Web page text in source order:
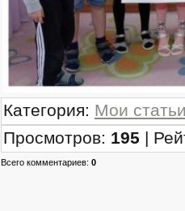
Категория: Мои
Просмотров: 195 |
Всего комментариев: 0